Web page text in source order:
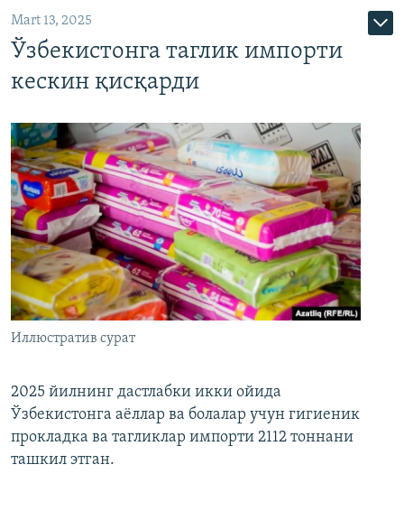
Mart 13, 2025
Ўзбекистонга таглик импорти
кескин қисқарди
Иллюстратив сурат
2025 йилнинг дастлабки икки ойида
Ўзбекистонга аёллар ва болалар учун гигиеник
прокладка ва тагликлар импорти 2112 тоннани
ташкил этган.